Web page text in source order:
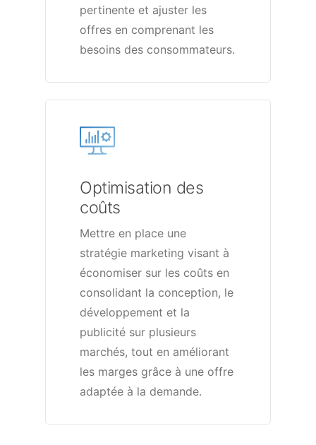
pertinente et ajuster les
offres en comprenant les
besoins des consommateurs.
Optimisation des
coûts
Mettre en place une
stratégie marketing visant à
économiser sur les coûts en
consolidant la conception, le
développement et la
publicité sur plusieurs
marchés, tout en améliorant
les marges grâce à une offre
adaptée à la demande.